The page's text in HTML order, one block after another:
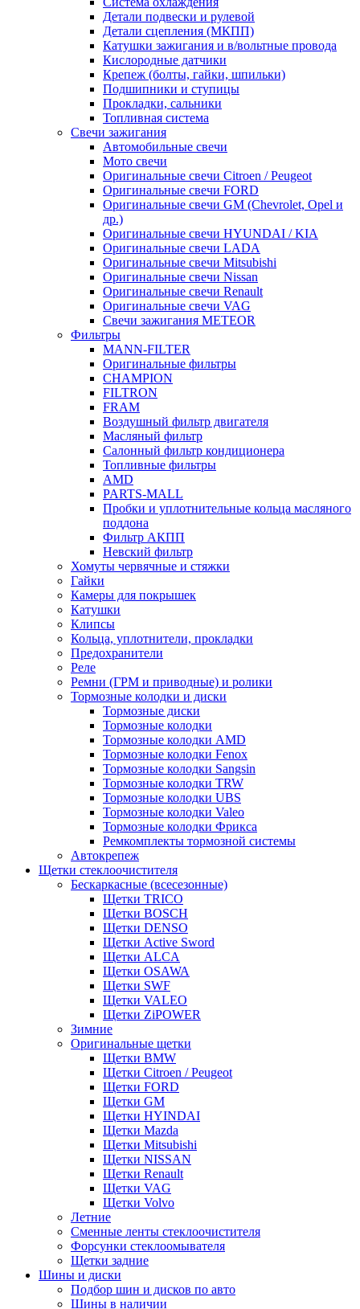
Детали подвески и рулевой
Детали сцепления (МКПП)
Катушки зажигания и в/вольтные провода
Кислородные датчики
Крепеж (болты, гайки, шпильки)
Подшипники и ступицы
Прокладки, сальники
Топливная система
Свечи зажигания
Автомобильные свечи
Мото свечи
Оригинальные свечи Citroen / Peugeot
Оригинальные свечи FORD
Оригинальные свечи GM (Chevrolet, Opel и
др.)
Оригинальные свечи HYUNDAI / KIA
Оригинальные свечи LADA
Оригинальные свечи Mitsubishi
Оригинальные свечи Nissan
Оригинальные свечи Renault
Оригинальные свечи VAG
Свечи зажигания METEOR
Фильтры
MANN-FILTER
Оригинальные фильтры
CHAMPION
FILTRON
FRAM
Воздушный фильтр двигателя
Масляный фильтр
Салонный фильтр кондиционера
Топливные фильтры
AMD
PARTS-MALL
Пробки и уплотнительные кольца масляного
поддона
Фильтр АКПП
Невский фильтр
Хомуты червячные и стяжки
Гайки
Камеры для покрышек
Катушки
Клипсы
Кольца, уплотнители, прокладки
Предохранители
Реле
Ремни (ГРМ и приводные) и ролики
Тормозные колодки и диски
Тормозные диски
Тормозные колодки
Тормозные колодки AMD
Тормозные колодки Fenox
Тормозные колодки Sangsin
Тормозные колодки TRW
Тормозные колодки UBS
Тормозные колодки Valeo
Тормозные колодки Фрикса
Ремкомплекты тормозной системы
Автокрепеж
Щетки стеклоочистителя
Бескаркасные (всесезонные)
Щетки TRICO
Щетки BOSCH
Щетки DENSO
Щетки Active Sword
Щетки ALCA
Щетки OSAWA
Щетки SWF
Щетки VALEO
Щетки ZiPOWER
Зимние
Оригинальные щетки
Щетки BMW
Щетки Citroen / Peugeot
Щетки FORD
Щетки GM
Щетки HYINDAI
Щетки Mazda
Щетки Mitsubishi
Щетки NISSAN
Щетки Renault
Щетки VAG
Щетки Volvo
Летние
Сменные ленты стеклоочистителя
Форсунки стеклоомывателя
Щетки задние
Шины и диски
Подбор шин и дисков по авто
Шины в наличии